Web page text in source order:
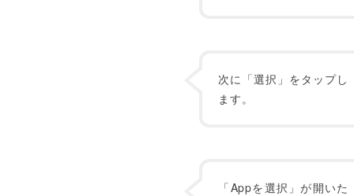
次に「選択」をタップし
ます。
「Appを選択」が開いた